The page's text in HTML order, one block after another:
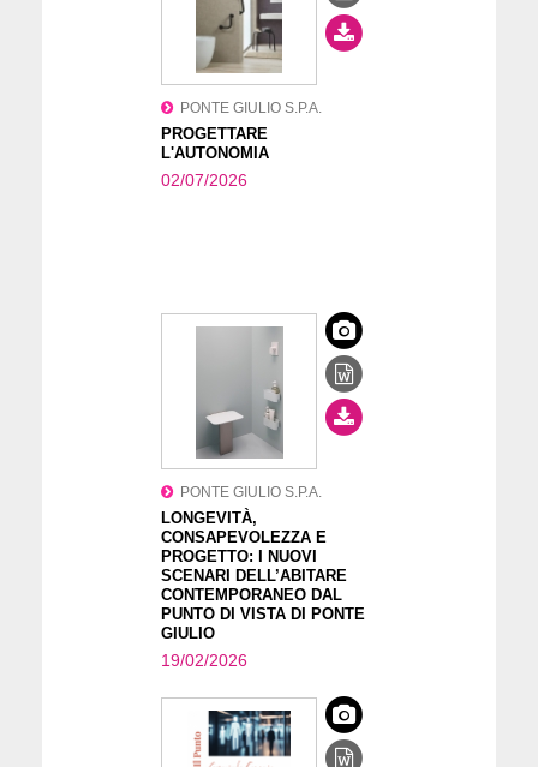
PONTE GIULIO S.P.A.
PROGETTARE
L'AUTONOMIA
02/07/2026
PONTE GIULIO S.P.A.
LONGEVITÀ,
CONSAPEVOLEZZA E
PROGETTO: I NUOVI
SCENARI DELL’ABITARE
CONTEMPORANEO DAL
PUNTO DI VISTA DI PONTE
GIULIO
19/02/2026